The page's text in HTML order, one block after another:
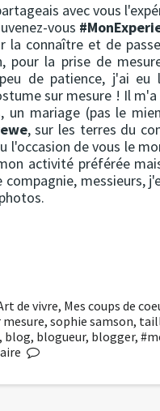
avec vous
vous
la connaître et de
pour la prise de
de patience, j'ai eu
sur mesure ! Il m'a
un mariage (pas le
, sur les terres du
l'occasion de vous le
activité préférée
messieurs,
de vivre, Mes coups de
mesure, sophie samson,
, blog, blogueur, blogger,